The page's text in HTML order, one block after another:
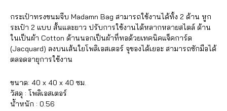
กระเป๋าทรงขนมจีบ Madamn Bag สามารถใช้งานได้ทั้ง 2 ด้าน หูก
ระเป๋า 2 แบบ สั้นและยาว ปรับการใช้งานได้หลากหลายสไตล์ ด้าน
ในเป็นผ้า Cotton ด้านนอกเป็นผ้าที่ทอด้วยเทคนิคแจ็คการ์ด
(Jacquard) ลงบนเส้นใยโพลิเอสเตอร์ จุของได้เยอะ สามารถซักมือได้
ตลอดอายุการใช้งาน
ขนาด: 40 x 40 x 40 ซม.
วัสดุ : โพลิเอสเตอร์
น้ำหนัก : 0.56